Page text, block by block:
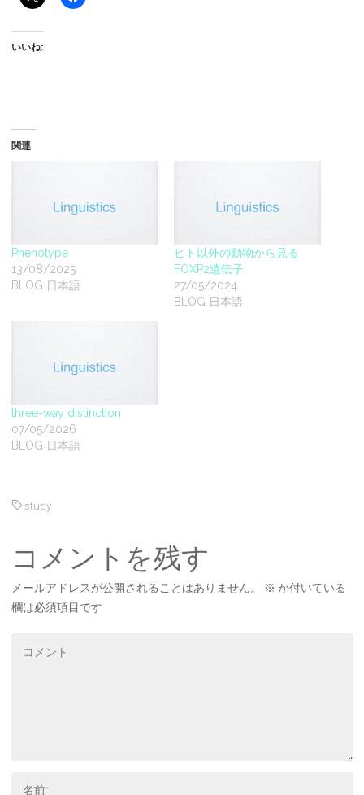
いいね:
関連
Phenotype
13/08/2025
BLOG 日本語
ヒト以外の動物から見る
FOXP2遺伝子
27/05/2024
BLOG 日本語
three-way distinction
07/05/2026
BLOG 日本語
study
コメントを残す
メールアドレスが公開されることはありません。 ※ が付いている
欄は必須項目です